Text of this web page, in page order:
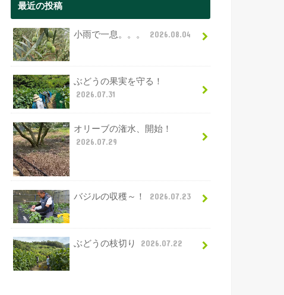
最近の投稿
小雨で一息。。。 2026.08.04
ぶどうの果実を守る！
2026.07.31
オリーブの潅水、開始！
2026.07.29
バジルの収穫～！ 2026.07.23
ぶどうの枝切り 2026.07.22